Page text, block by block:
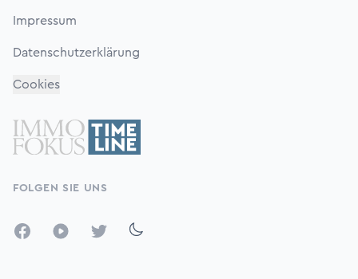
Impressum
Datenschutzerklärung
Cookies
FOLGEN SIE UNS
FacebookYouTubeTwitter